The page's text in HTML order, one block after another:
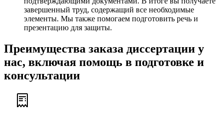
завершенный труд, содержащий все необходимые
элементы. Мы также помогаем подготовить речь и
презентацию для защиты.
Преимущества заказа диссертации у
нас, включая помощь в подготовке и
консультации